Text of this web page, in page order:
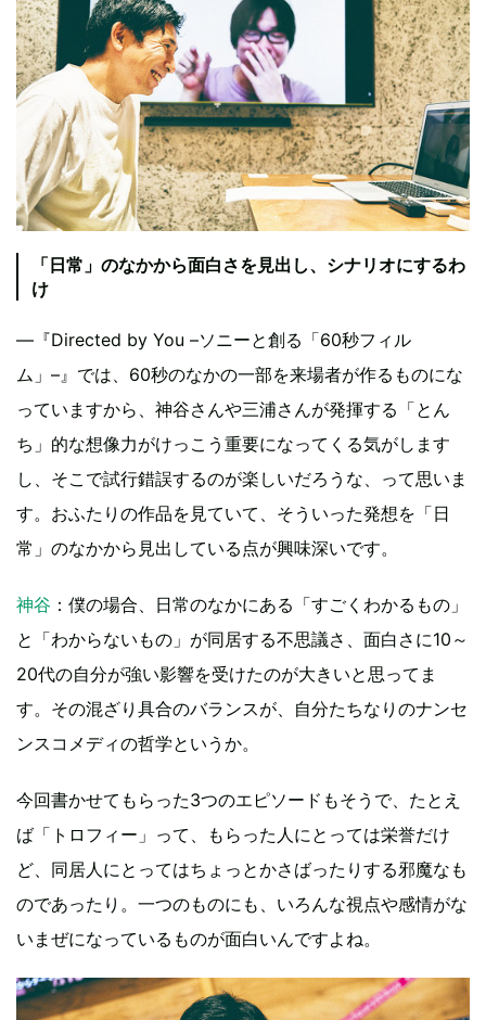
「日常」のなかから面白さを見出し、シナリオにするわ
け
―『Directed by You –ソニーと創る「60秒フィル
ム」–』では、60秒のなかの一部を来場者が作るものにな
っていますから、神谷さんや三浦さんが発揮する「とん
ち」的な想像力がけっこう重要になってくる気がします
し、そこで試行錯誤するのが楽しいだろうな、って思いま
す。おふたりの作品を見ていて、そういった発想を「日
常」のなかから見出している点が興味深いです。
神谷 ：僕の場合、日常のなかにある「すごくわかるもの」
と「わからないもの」が同居する不思議さ、面白さに10～
20代の自分が強い影響を受けたのが大きいと思ってま
す。その混ざり具合のバランスが、自分たちなりのナンセ
ンスコメディの哲学というか。
今回書かせてもらった3つのエピソードもそうで、たとえ
ば「トロフィー」って、もらった人にとっては栄誉だけ
ど、同居人にとってはちょっとかさばったりする邪魔なも
のであったり。一つのものにも、いろんな視点や感情がな
いまぜになっているものが面白いんですよね。